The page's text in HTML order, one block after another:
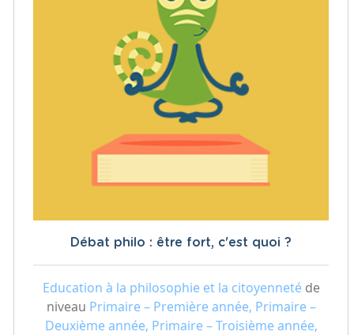
Débat philo : être fort, c'est quoi ?
Education à la philosophie et la citoyenneté de
niveau Primaire – Première année, Primaire –
Deuxième année, Primaire – Troisième année,